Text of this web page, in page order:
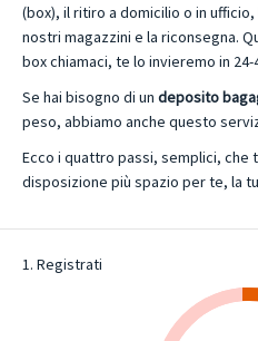
(box), il ritiro a domicilio o in
nostri magazzini e la riconsegna.
box chiamaci, te lo invieremo in
Se hai bisogno di un deposito
peso, abbiamo anche questo
Ecco i quattro passi, semplici, che
disposizione più spazio per te, la
1. Registrati